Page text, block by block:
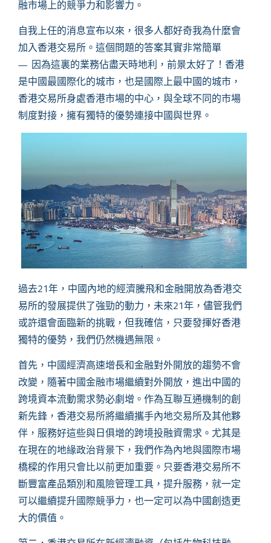
融市場上的競爭力和影響力。
自我上任的消息宣布以來，很多人都好奇我為什麼會
加入香港交易所。這個問題的答案其實非常簡單
— 因為這裏的業務佔盡天時地利，前景太好了！香港
是中國最國際化的城市，也是國際上最中國的城市，
香港交易所身處香港市場的中心，與全球不同的市場
制度對接，擁有獨特的優勢連接中國與世界。
過去21年，中國內地的經濟騰飛和金融開放為香港交
易所的發展提供了強勁的動力，未來21年，儘管我們
或許還會面臨新的挑戰，但我確信，只要發揮好香港
獨特的優勢，我們仍然機遇無限。
首先，中國經濟高速增長和金融對外開放的趨勢不會
改變，隨著中國金融市場繼續對外開放，進出中國的
跨境資本流動需求勢必劇增。作為互聯互通機制的創
新先鋒，香港交易所將繼續攜手內地交易所及其他夥
伴，服務好這些與日俱增的跨境投融資需求。尤其是
在現在的地緣政治背景下，我們作為內地與國際市場
橋樑的作用只會比以前更加重要。只要香港交易所不
斷豐富產品類別和風險管理工具，提升服務，就一定
可以繼續提升國際競爭力，也一定可以為中國創造更
大的價值。